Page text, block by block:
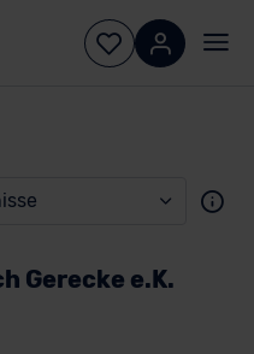
Gerecke e.K.